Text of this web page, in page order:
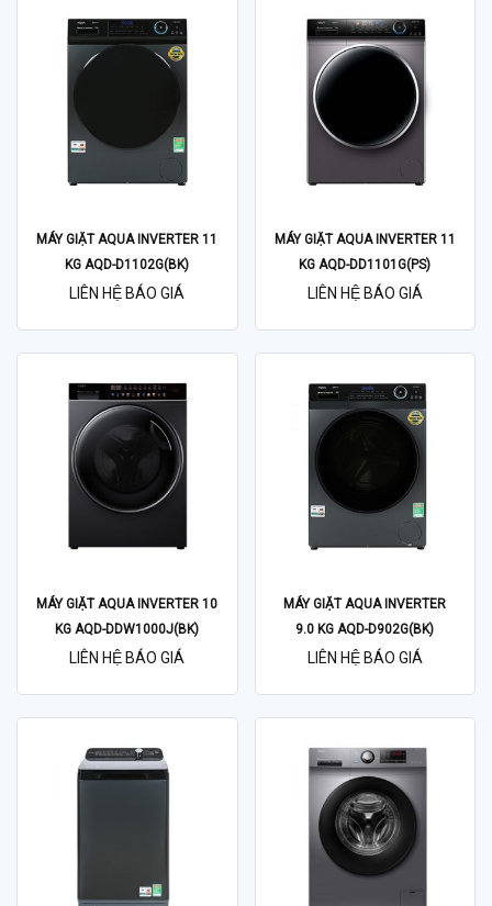
MÁY GIẶT AQUA INVERTER 11
KG AQD-D1102G(BK)
LIÊN HỆ BÁO GIÁ
MÁY GIẶT AQUA INVERTER 11
KG AQD-DD1101G(PS)
LIÊN HỆ BÁO GIÁ
MÁY GIẶT AQUA INVERTER 10
KG AQD-DDW1000J(BK)
LIÊN HỆ BÁO GIÁ
MÁY GIẶT AQUA INVERTER
9.0 KG AQD-D902G(BK)
LIÊN HỆ BÁO GIÁ